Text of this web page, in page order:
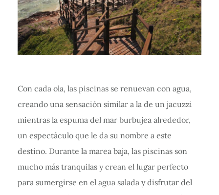
Con cada ola, las piscinas se renuevan con agua,
creando una sensación similar a la de un jacuzzi
mientras la espuma del mar burbujea alrededor,
un espectáculo que le da su nombre a este
destino. Durante la marea baja, las piscinas son
mucho más tranquilas y crean el lugar perfecto
para sumergirse en el agua salada y disfrutar del